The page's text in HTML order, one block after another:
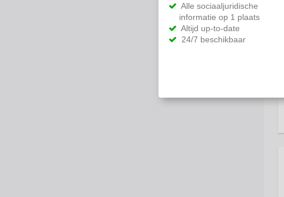
Alle sociaaljuridische
informatie op 1 plaats
Altijd up-to-date
24/7 beschikbaar